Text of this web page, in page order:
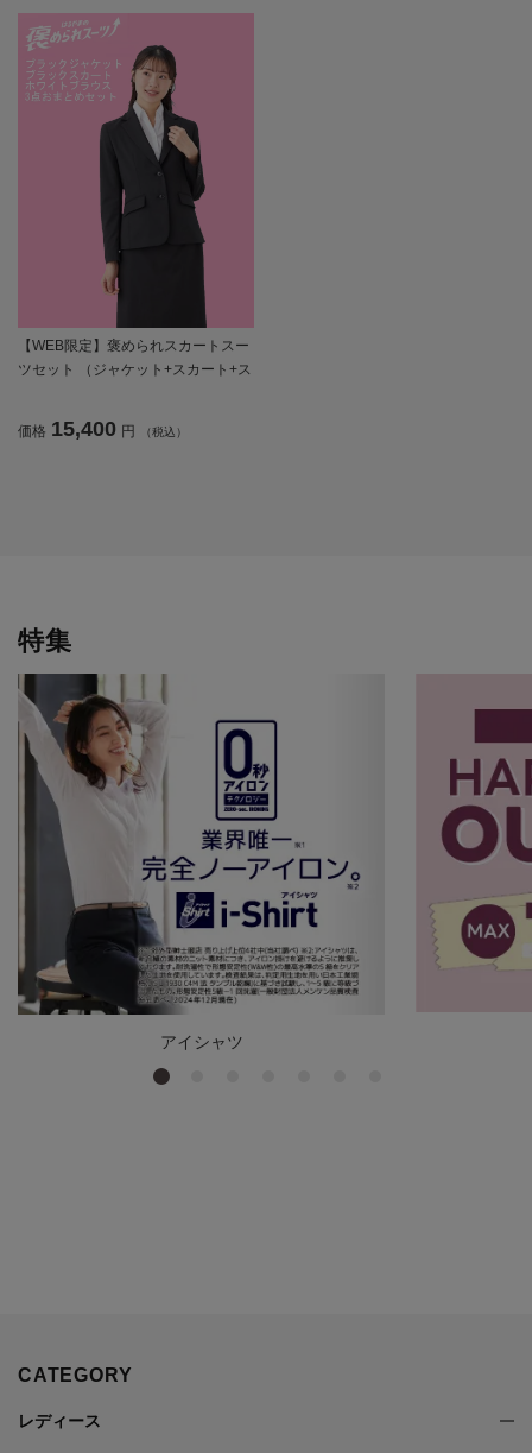
【WEB限定】褒められスカートスー
ツセット （ジャケット+スカート+ス
価格 15,400 円 （税込）
特集
アイシャツ
CATEGORY
レディース